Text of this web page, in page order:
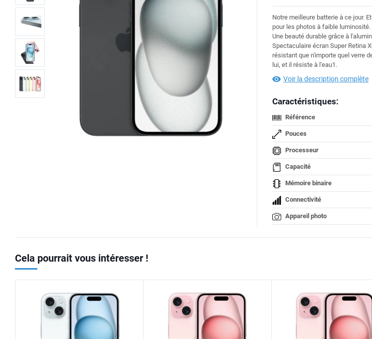
Notre meilleure batterie à ce jour.
pour les photos à faible luminosité.
Une beauté durable grâce à
Spectaculaire écran Super Retina
résistant que n'importe quel verre
lui, et il résiste à l'eau1.
Voir la description complète
Caractéristiques:
Référence
Pouces
Processeur
Capacité
Mémoire binaire
Connectivité
Appareil photo
Cela pourrait vous intéresser !